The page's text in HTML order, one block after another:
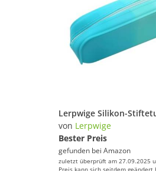
von Lerpwige
Bester Preis
gefunden bei Amazon
zuletzt überprüft am 27.09.2025
Preis kann sich seitdem geändert